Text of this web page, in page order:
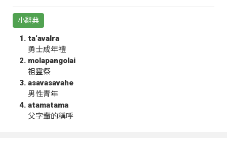
小辭典
ta‘avalra
勇士成年禮
molapangolai
祖靈祭
asavasavahe
男性青年
atamatama
父字輩的稱呼